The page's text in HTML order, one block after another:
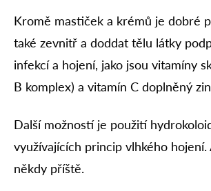
Kromě mastiček a krémů je dobré
také zevnitř a doddat tělu látky
infekcí a hojení, jako jsou vitamíny
B komplex) a vitamín C doplněný
Další možností je použití
využívajících princip vlhkého hojení.
někdy příště.